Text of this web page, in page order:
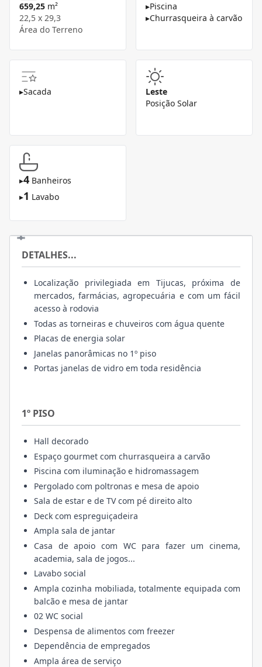
659,25 m²
22,5 x 29,3
Área do Terreno
▸Piscina
▸Churrasqueira à carvão
▸Sacada
Leste
Posição Solar
▸4 Banheiros
▸1 Lavabo
DETALHES...
Localização privilegiada em Tijucas, próxima de
mercados, farmácias, agropecuária e com um fácil
acesso à rodovia
Todas as torneiras e chuveiros com água quente
Placas de energia solar
Janelas panorâmicas no 1º piso
Portas janelas de vidro em toda residência
1º PISO
Hall decorado
Espaço gourmet com churrasqueira a carvão
Piscina com iluminação e hidromassagem
Pergolado com poltronas e mesa de apoio
Sala de estar e de TV com pé direito alto
Deck com espreguiçadeira
Ampla sala de jantar
Casa de apoio com WC para fazer um cinema,
academia, sala de jogos...
Lavabo social
Ampla cozinha mobiliada, totalmente equipada com
balcão e mesa de jantar
02 WC social
Despensa de alimentos com freezer
Dependência de empregados
Ampla área de serviço